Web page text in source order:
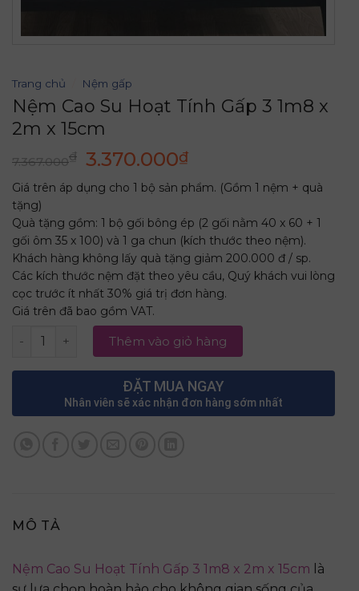
Trang chủ Nệm gấp
Nệm Cao Su Hoạt Tính Gấp 3 1m8 x
2m x 15cm
7.367.000₫ Giá
gốc
là:
7.367.000₫.
3.370.000₫Giá
hiện
tại
là:
3.370.000₫.
Giá trên áp dụng cho 1 bộ sản phẩm. (Gồm 1 nệm + quà
tặng)
Quà tặng gồm: 1 bộ gối bông ép (2 gối nằm 40 x 60 + 1
gối ôm 35 x 100) và 1 ga chun (kích thước theo nệm).
Khách hàng không lấy quà tặng giảm 200.000 đ / sp.
Các kích thước nệm đặt theo yêu cầu, Quý khách vui lòng
cọc trước ít nhất 30% giá trị đơn hàng.
Giá trên đã bao gồm VAT.
Nệm Cao Su Hoạt Tính Gấp 3 1m8 x 2m x 15cm số lượng
Thêm vào giỏ hàng
ĐẶT MUA NGAY
Nhân viên sẽ xác nhận đơn hàng sớm nhất
MÔ TẢ
Nệm Cao Su Hoạt Tính Gấp 3 1m8 x 2m x 15cm là